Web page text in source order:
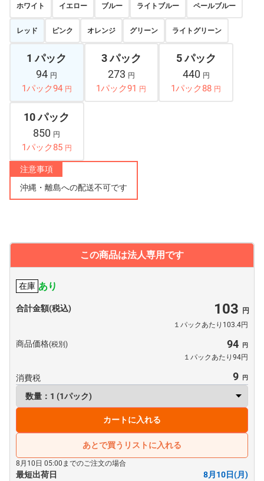
ホワイト ブルー ライトブルー ペールブルー
レッド ピンク オレンジ グリーン ライトグリーン
イエロー
1 パック
94 円
1パック94 円
3 パック
273 円
1パック91 円
5 パック
440 円
1パック88 円
10 パック
850 円
1パック85 円
注意事項
沖縄・離島への配送不可です
この商品は法人専用です
在庫 あり
合計金額(税込) 103
１パックあたり103.4円
商品価格(税別) 94
１パックあたり94円
消費税 9
カートに入れる
あとで買うリストに入れる
8月10日 05:00までのご注文の場合
最短出荷日 8月10日(月)